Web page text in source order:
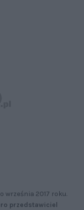
września 2017 roku.
przedstawiciel